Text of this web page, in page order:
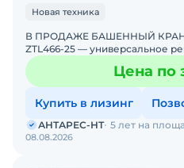
Новая техника
В ПРОДАЖЕ БАШЕННЫЙ
ZTL466-25 — универсальное
объектов, требующих работы в
возможнос
Цена по
Купить в лизинг
08.08.2026
АНТАРЕС-НТ 5 лет на